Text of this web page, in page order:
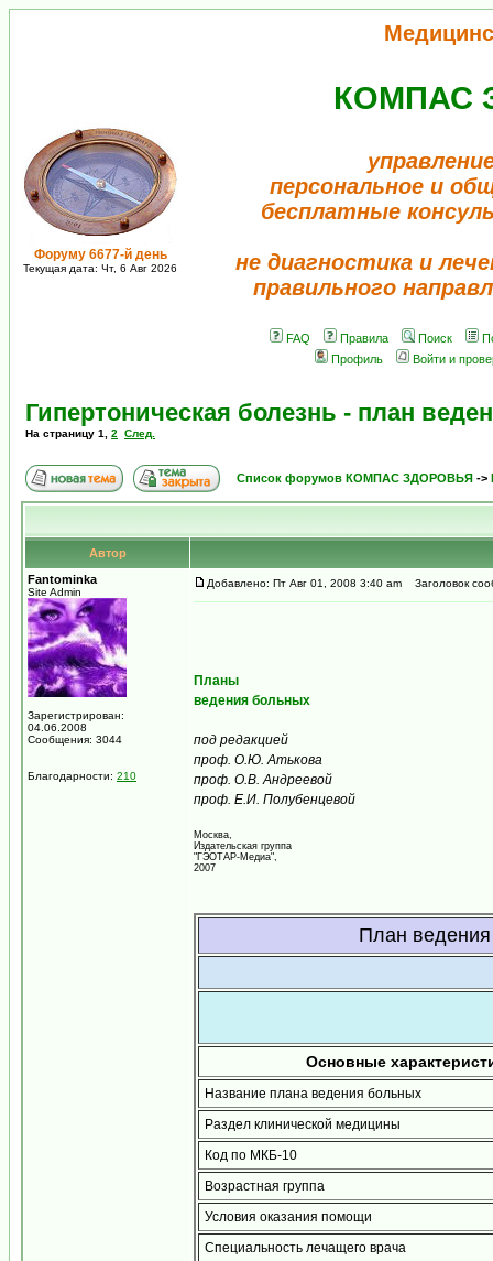
Форуму 6677-й день
Текущая дата: Чт, 6 Авг 2026
КОМПАС
персональное и
бесплатные
не диагностика и
правильного
FAQ Правила Поиск
Профиль
Войти и
Гипертоническая болезнь - план
На страницу 1 2 След.
Список форумов КОМПАС ЗДОРОВЬЯ ->
Автор
Fantominka
Site Admin
Зарегистрирован:
04.06.2008
Сообщения: 3044
Благодарности: 210
Добавлено: Пт Авг 01, 2008 3:40 am Заголовок
Планы
ведения больных
под редакцией
проф. О.Ю. Атькова
проф. О.В. Андреевой
проф. Е.И. Полубенцевой
Москва,
Издательская группа
"ГЭОТАР-Медиа",
2007
План
Основные
Название плана ведения больных
Раздел клинической медицины
Код по МКБ-10
Возрастная группа
Условия оказания помощи
Специальность лечащего врача